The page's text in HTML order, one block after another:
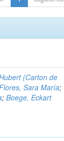
(Carton de
Sara María;
;Boege, Eckart